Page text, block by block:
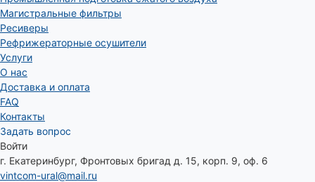
Магистральные фильтры
Ресиверы
Рефрижераторные осушители
Услуги
О нас
Доставка и оплата
FAQ
Контакты
Задать вопрос
Войти
г. Екатеринбург, Фронтовых бригад д. 15, корп. 9, оф. 6
vintcom-ural@mail.ru